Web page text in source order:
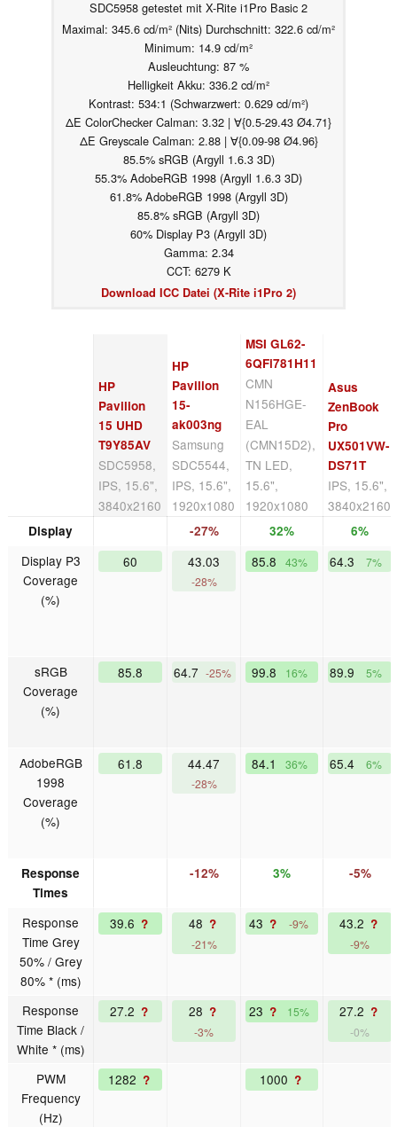
SDC5958 getestet mit X-Rite i1Pro Basic 2
Maximal: 345.6 cd/m² (Nits) Durchschnitt: 322.6 cd/m²
Minimum: 14.9 cd/m²
Ausleuchtung: 87 %
Helligkeit Akku: 336.2 cd/m²
Kontrast: 534:1 (Schwarzwert: 0.629 cd/m²)
ΔE ColorChecker Calman: 3.32 | ∀{0.5-29.43 Ø4.71}
ΔE Greyscale Calman: 2.88 | ∀{0.09-98 Ø4.96}
85.5% sRGB (Argyll 1.6.3 3D)
55.3% AdobeRGB 1998 (Argyll 1.6.3 3D)
61.8% AdobeRGB 1998 (Argyll 3D)
85.8% sRGB (Argyll 3D)
60% Display P3 (Argyll 3D)
Gamma: 2.34
CCT: 6279 K
Download ICC Datei (X-Rite i1Pro 2)
HP
Pavilion
15 UHD
T9Y85AV
SDC5958,
IPS, 15.6",
3840x2160
HP
Pavilion
15-
ak003ng
Samsung
SDC5544,
IPS, 15.6",
1920x1080
MSI GL62-
6QFi781H11
CMN
N156HGE-
EAL
(CMN15D2),
TN LED,
15.6",
1920x1080
Asus
ZenBook
Pro
UX501VW-
DS71T
IPS, 15.6",
3840x2160
Display -27% 32% 6%
Display P3
Coverage
(%)
60 43.03
-28%
85.8 43% 64.3 7%
sRGB
Coverage
(%)
85.8 64.7 -25% 99.8 16% 89.9 5%
AdobeRGB
1998
Coverage
(%)
61.8 44.47
-28%
84.1 36% 65.4 6%
Response
Times
-12% 3% -5%
Response
Time Grey
50% / Grey
80% * (ms)
39.6 ? 48 ?
-21%
43 ? -9% 43.2 ?
-9%
Response
Time Black /
White * (ms)
27.2 ? 28 ?
-3%
23 ? 15% 27.2 ?
-0%
PWM
Frequency
(Hz)
1282 ? 1000 ?